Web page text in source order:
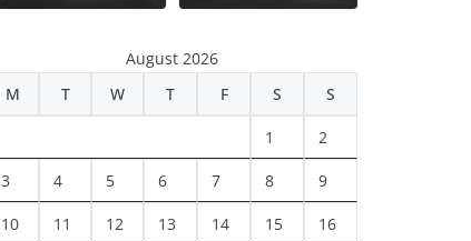
August 2026
M
T W T F S S
1 2
3 4 5 6 7 8 9
10 11 12 13 14 15 16